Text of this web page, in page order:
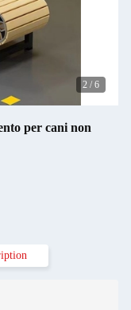
3 / 6
per cani non